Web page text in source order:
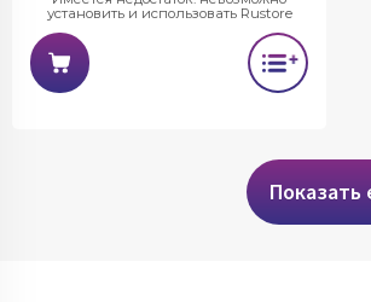
установить и использовать Rustore